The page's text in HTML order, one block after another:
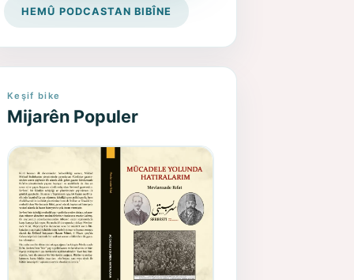
HEMÛ PODCASTAN BIBÎNE
Keşif bike
Mijarên Populer